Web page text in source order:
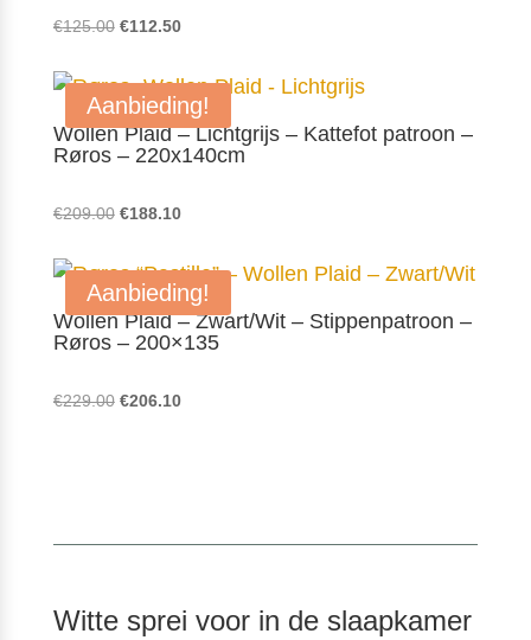
€125.00 Oorspronkelijke
was:
€125.00.
€112.50Huidige
is:
€112.50.
Aanbieding!
Wollen Plaid – Lichtgrijs – Kattefot patroon –
Røros – 220x140cm
€209.00 Oorspronkelijke
was:
€209.00.
€188.10Huidige
is:
€188.10.
Aanbieding!
Wollen Plaid – Zwart/Wit – Stippenpatroon –
Røros – 200×135
€229.00 Oorspronkelijke
€206.10Huidige
Witte sprei voor in de slaapkamer